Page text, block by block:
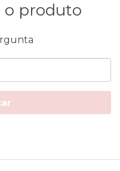
o produto